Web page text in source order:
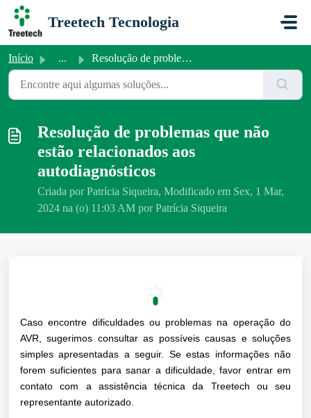
Ir para o conteúdo principal
Treetech Tecnologia
Início ... Resolução de problemas que não estão relacionados aos aut...
Resolução de problemas que não
estão relacionados aos
autodiagnósticos
Criada por Patrícia Siqueira, Modificado em Sex, 1 Mar,
2024 na (o) 11:03 AM por Patrícia Siqueira
Caso encontre dificuldades ou problemas na operação do
AVR, sugerimos consultar as possíveis causas e soluções
simples apresentadas a seguir. Se estas informações não
forem suficientes para sanar a dificuldade, favor entrar em
contato com a assistência técnica da Treetech ou seu
representante autorizado.